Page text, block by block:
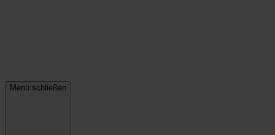
Menü schließen